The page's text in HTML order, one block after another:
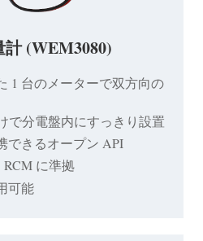
(WEM3080)
1 台のメーターで双方向の
で分電盤内にすっきり設置
できるオープン API
RCM に準拠
可能